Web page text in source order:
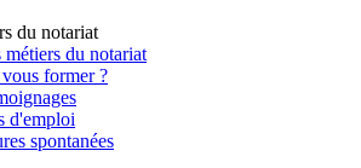
du notariat
métiers du notariat
former ?
d'emploi
spontanées